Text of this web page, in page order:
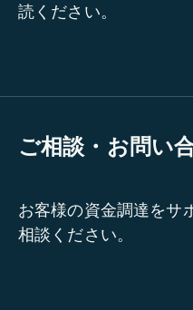
読ください。
ご相談・お問い
お客様の資金調達をサ
相談ください。